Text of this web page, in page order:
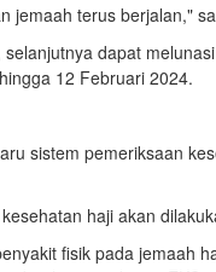
jemaah terus berjalan,"
dapat
12 Februari 2024.
sistem pemeriksaan
haji akan
fisik pada jemaah